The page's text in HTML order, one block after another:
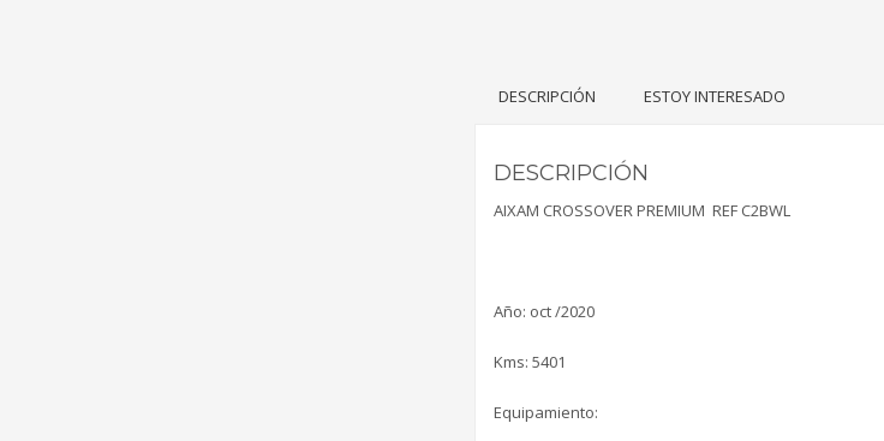
DESCRIPCIÓN ESTOY INTERESADO
DESCRIPCIÓN
AIXAM CROSSOVER PREMIUM REF C2BWL
Año: oct /2020
Kms: 5401
Equipamiento: